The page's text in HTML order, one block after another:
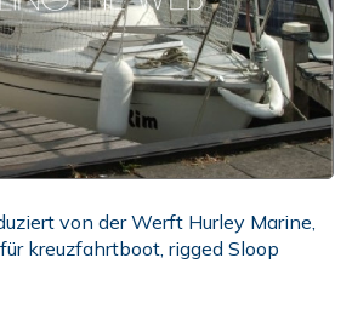
von der Werft Hurley Marine,
kreuzfahrtboot, rigged Sloop